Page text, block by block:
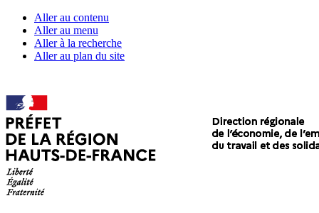
Aller au contenu
Aller au menu
Aller à la recherche
Aller au plan du site